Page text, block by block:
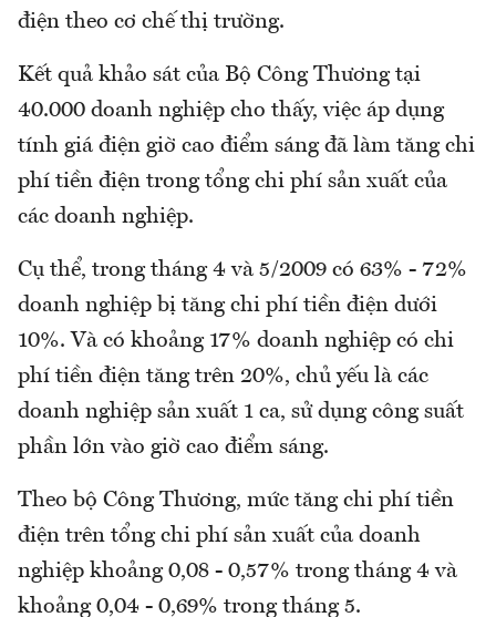
điện theo cơ chế thị trường.
Kết quả khảo sát của Bộ Công Thương tại
40.000 doanh nghiệp cho thấy, việc áp dụng
tính giá điện giờ cao điểm sáng đã làm tăng chi
phí tiền điện trong tổng chi phí sản xuất của
các doanh nghiệp.
Cụ thể, trong tháng 4 và 5/2009 có 63% - 72%
doanh nghiệp bị tăng chi phí tiền điện dưới
10%. Và có khoảng 17% doanh nghiệp có chi
phí tiền điện tăng trên 20%, chủ yếu là các
doanh nghiệp sản xuất 1 ca, sử dụng công suất
phần lớn vào giờ cao điểm sáng.
Theo bộ Công Thương, mức tăng chi phí tiền
điện trên tổng chi phí sản xuất của doanh
nghiệp khoảng 0,08 - 0,57% trong tháng 4 và
khoảng 0,04 - 0,69% trong tháng 5.